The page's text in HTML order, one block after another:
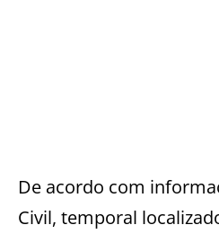
De acordo com
Civil, temporal